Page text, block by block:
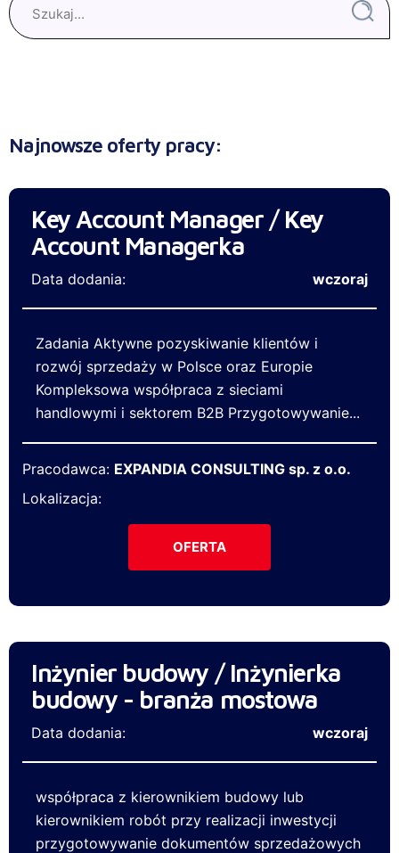
Najnowsze oferty pracy:
Key Account Manager / Key
Account Managerka
Data dodania: wczoraj
Zadania Aktywne pozyskiwanie klientów i
rozwój sprzedaży w Polsce oraz Europie
Kompleksowa współpraca z sieciami
handlowymi i sektorem B2B Przygotowywanie...
Pracodawca: EXPANDIA CONSULTING sp. z o.o.
Lokalizacja:
OFERTA
Inżynier budowy / Inżynierka
budowy - branża mostowa
Data dodania: wczoraj
współpraca z kierownikiem budowy lub
kierownikiem robót przy realizacji inwestycji
przygotowywanie dokumentów sprzedażowych